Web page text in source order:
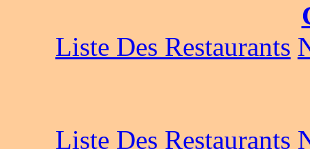
Liste Des Restaurants
Liste Des Restaurants